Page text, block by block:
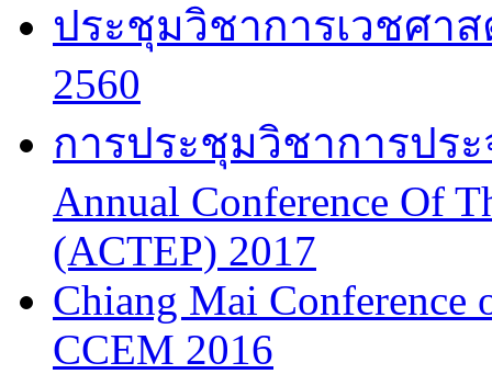
ประชุมวิชาการเวชศา
2560
การประชุมวิชาการปร
Annual Conference Of
(ACTEP) 2017
Chiang Mai Conference
CCEM 2016